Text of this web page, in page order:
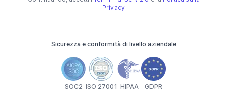
Privacy
Sicurezza e conformità di livello aziendale
SOC2 ISO 27001 HIPAA GDPR